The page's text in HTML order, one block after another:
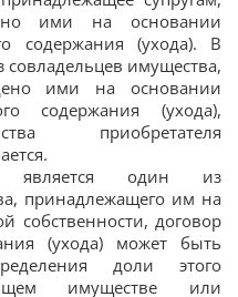
ими на основании
содержания (ухода). В
совладельцев имущества,
ими на основании
содержания (ухода),
приобретателя
является один из
принадлежащего им на
собственности, договор
(ухода) может быть
доли этого
имуществе или